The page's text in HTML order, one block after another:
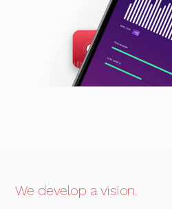
We develop a vision.